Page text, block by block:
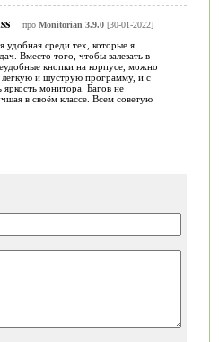
про Monitorian 3.9.0[30-01-2022]
удобная среди тех, которые я
Вместо того, чтобы залезать в
кнопки на корпусе, можно
лёгкую и шуструю программу, и с
монитора. Багов не
в своём классе. Всем советую